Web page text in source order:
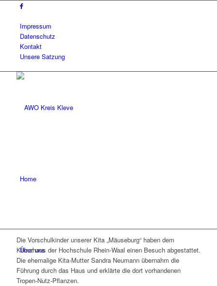
Impressum
Datenschutz
Kontakt
Unsere Satzung
Home
Über uns
Die Vorschulkinder unserer Kita „Mäuseburg“ haben dem
Klimahaus der Hochschule Rhein-Waal einen Besuch abgestattet.
Die ehemalige Kita-Mutter Sandra Neumann übernahm die
Führung durch das Haus und erklärte die dort vorhandenen
Tropen-Nutz-Pflanzen.